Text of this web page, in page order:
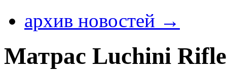
архив новостей →
Матрас Luchini